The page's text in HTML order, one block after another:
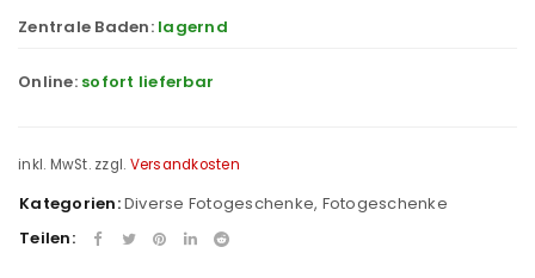
Zentrale Baden: lagernd
Online: sofort lieferbar
inkl. MwSt. zzgl. Versandkosten
Kategorien:Diverse Fotogeschenke, Fotogeschenke
Teilen: